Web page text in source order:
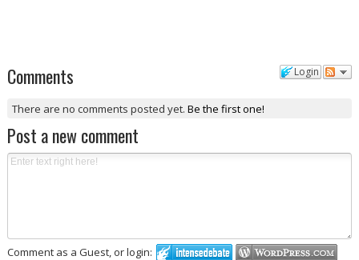
Login
Comments
There are no comments posted yet.Be the first one!
Post a new comment
Comment as a Guest, or login: